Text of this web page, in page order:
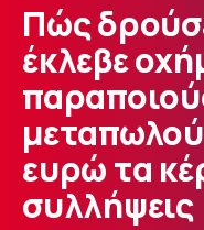
Πώς
έκλεβε
ευρώ τα
συλλήψεις